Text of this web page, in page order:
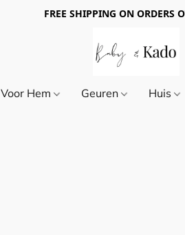
FREE SHIPPING ON ORDERS
Voor Hem Geuren Huis